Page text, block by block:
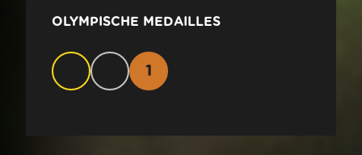
OLYMPISCHE MEDAILLES
1